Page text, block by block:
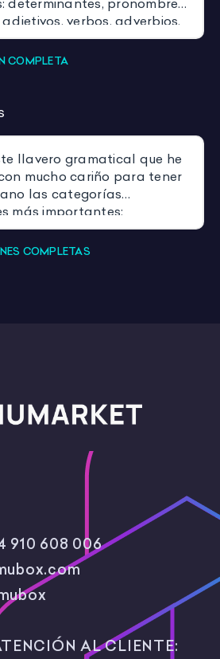
determinantes, pronombres,
verbos, adverbios,
y conjunciones.
COMPLETA
llavero gramatical que he
mucho cariño para tener
las categorías
más importantes:
pronombres, sustantivos,
adverbios,
más fácil el aprendizaje
a nuestro alumnado con
que este os sea útil 📚
COMPLETAS
910 608 006
AL CLIENTE: